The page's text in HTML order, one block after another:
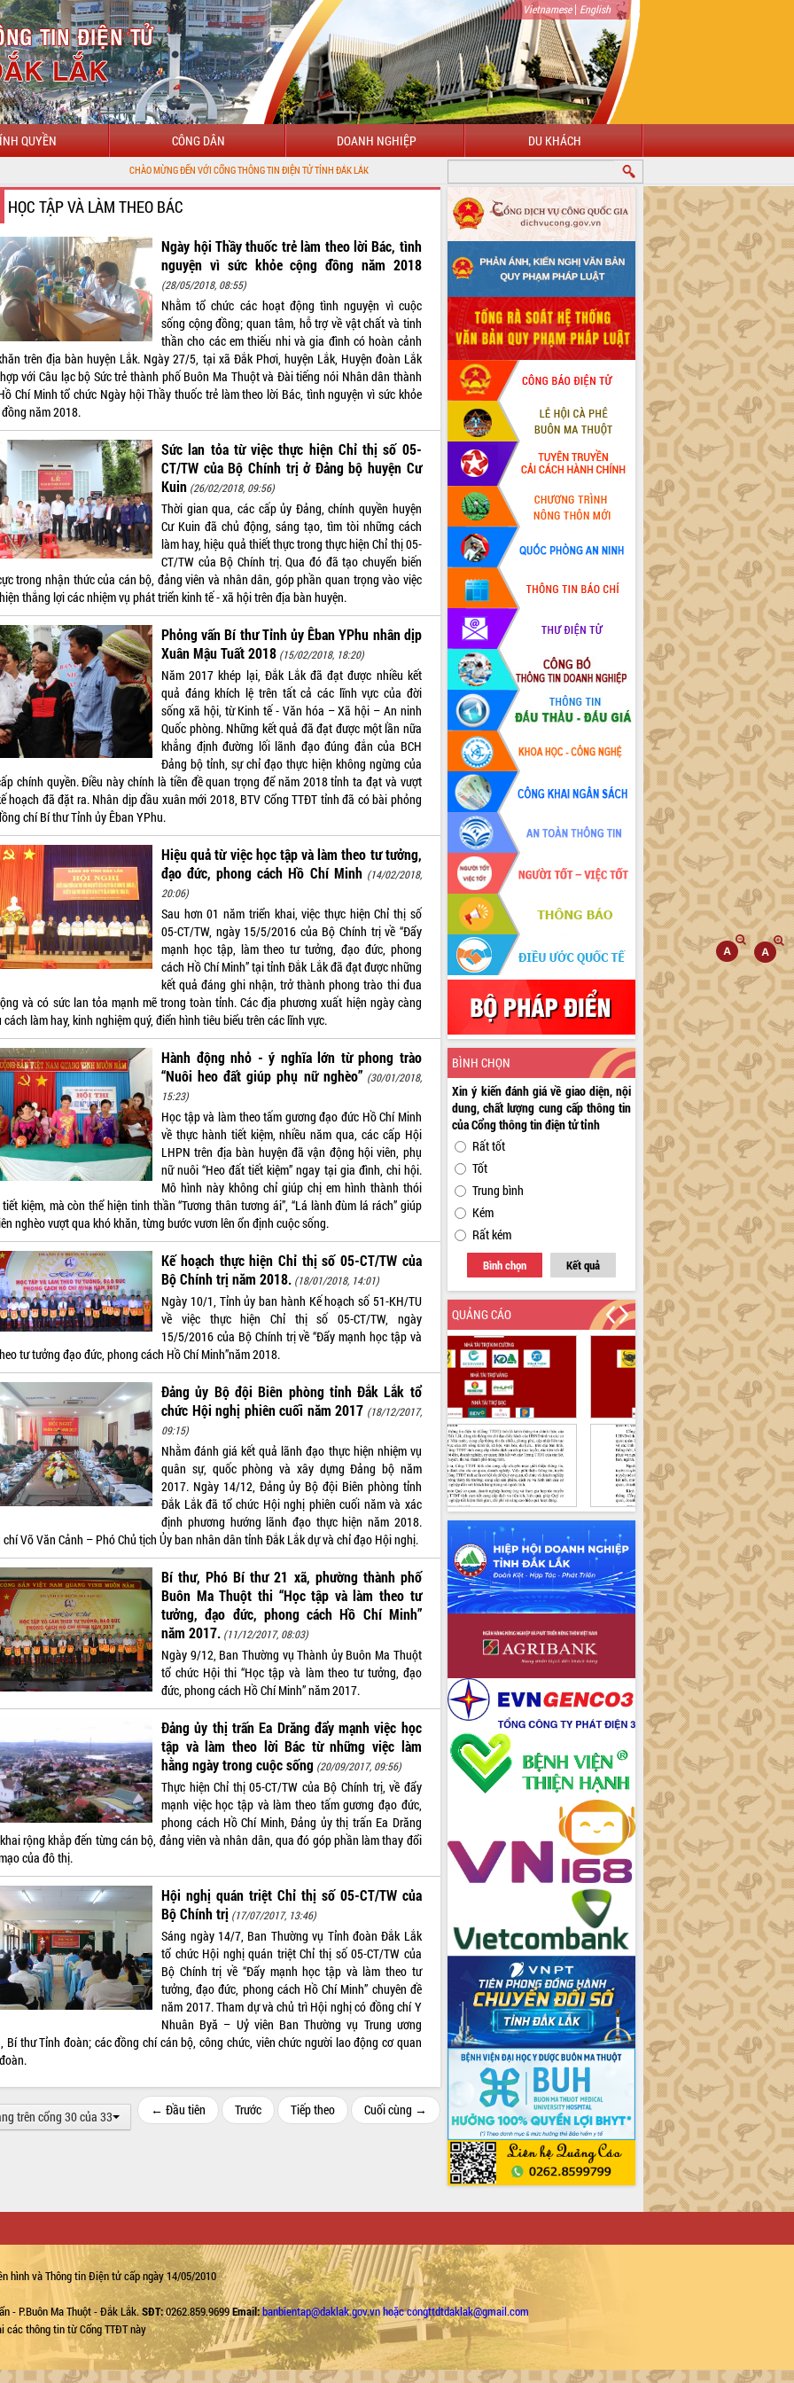
Vietnamese| English
QUYỀN CÔNG DÂN DOANH NGHIỆP DU KHÁCH
CHÀO MỪNG ĐẾN VỚI CỔNG THÔNG TIN ĐIỆN TỬ TỈNH ĐẮK LẮK
HỌC TẬP VÀ LÀM THEO BÁC
Ngày hội Thầy thuốc trẻ làm theo lời Bác, tình
nguyện vì sức khỏe cộng đồng năm 2018
(28/05/2018, 08:55)
Nhằm tổ chức các hoạt động tình nguyện vì cuộc
sống cộng đồng; quan tâm, hỗ trợ về vật chất và tinh
thần cho các em thiếu nhi và gia đình có hoàn cảnh
trên địa bàn huyện Lắk. Ngày 27/5, tại xã Đắk Phơi, huyện Lắk, Huyện đoàn Lắk
với Câu lạc bộ Sức trẻ thành phố Buôn Ma Thuột và Đài tiếng nói Nhân dân thành
Chí Minh tổ chức Ngày hội Thầy thuốc trẻ làm theo lời Bác, tình nguyện vì sức khỏe
năm 2018.
Sức lan tỏa từ việc thực hiện Chỉ thị số 05-
CT/TW của Bộ Chính trị ở Đảng bộ huyện Cư
Kuin (26/02/2018, 09:56)
Thời gian qua, các cấp ủy Đảng, chính quyền huyện
Cư Kuin đã chủ động, sáng tạo, tìm tòi những cách
làm hay, hiệu quả thiết thực trong thực hiện Chỉ thị 05-
CT/TW của Bộ Chính trị. Qua đó đã tạo chuyển biến
trong nhận thức của cán bộ, đảng viên và nhân dân, góp phần quan trọng vào việc
thắng lợi các nhiệm vụ phát triển kinh tế - xã hội trên địa bàn huyện.
Phỏng vấn Bí thư Tỉnh ủy Êban YPhu nhân dịp
Xuân Mậu Tuất 2018 (15/02/2018, 18:20)
Năm 2017 khép lại, Đắk Lắk đã đạt được nhiều kết
quả đáng khích lệ trên tất cả các lĩnh vực của đời
sống xã hội, từ Kinh tế - Văn hóa – Xã hội – An ninh
Quốc phòng. Những kết quả đã đạt được một lần nữa
khẳng định đường lối lãnh đạo đúng đắn của BCH
Đảng bộ tỉnh, sự chỉ đạo thực hiện không ngừng của
chính quyền. Điều này chính là tiền đề quan trọng để năm 2018 tỉnh ta đạt và vượt
hoạch đã đặt ra. Nhân dịp đầu xuân mới 2018, BTV Cổng TTĐT tỉnh đã có bài phỏng
chí Bí thư Tỉnh ủy Êban YPhu.
Hiệu quả từ việc học tập và làm theo tư tưởng,
đạo đức, phong cách Hồ Chí Minh (14/02/2018,
20:06)
Sau hơn 01 năm triển khai, việc thực hiện Chỉ thị số
05-CT/TW, ngày 15/5/2016 của Bộ Chính trị về “Đẩy
mạnh học tập, làm theo tư tưởng, đạo đức, phong
cách Hồ Chí Minh” tại tỉnh Đắk Lắk đã đạt được những
kết quả đáng ghi nhận, trở thành phong trào thi đua
và có sức lan tỏa mạnh mẽ trong toàn tỉnh. Các địa phương xuất hiện ngày càng
cách làm hay, kinh nghiệm quý, điển hình tiêu biểu trên các lĩnh vực.
Hành động nhỏ - ý nghĩa lớn từ phong trào
“Nuôi heo đất giúp phụ nữ nghèo” (30/01/2018,
15:23)
Học tập và làm theo tấm gương đạo đức Hồ Chí Minh
về thực hành tiết kiệm, nhiều năm qua, các cấp Hội
LHPN trên địa bàn huyện đã vận động hội viên, phụ
nữ nuôi “Heo đất tiết kiệm” ngay tại gia đình, chi hội.
Mô hình này không chỉ giúp chị em hình thành thói
kiệm, mà còn thể hiện tinh thần “Tương thân tương ái”, “Lá lành đùm lá rách” giúp
nghèo vượt qua khó khăn, từng bước vươn lên ổn định cuộc sống.
Kế hoạch thực hiện Chỉ thị số 05-CT/TW của
Bộ Chính trị năm 2018. (18/01/2018, 14:01)
Ngày 10/1, Tỉnh ủy ban hành Kế hoạch số 51-KH/TU
về việc thực hiện Chỉ thị số 05-CT/TW, ngày
15/5/2016 của Bộ Chính trị về “Đẩy mạnh học tập và
tư tưởng đạo đức, phong cách Hồ Chí Minh”năm 2018.
Đảng ủy Bộ đội Biên phòng tỉnh Đắk Lắk tổ
chức Hội nghị phiên cuối năm 2017 (18/12/2017,
09:15)
Nhằm đánh giá kết quả lãnh đạo thực hiện nhiệm vụ
quân sự, quốc phòng và xây dựng Đảng bộ năm
2017. Ngày 14/12, Đảng ủy Bộ đội Biên phòng tỉnh
Đắk Lắk đã tổ chức Hội nghị phiên cuối năm và xác
định phương hướng lãnh đạo thực hiện năm 2018.
Võ Văn Cảnh – Phó Chủ tịch Ủy ban nhân dân tỉnh Đắk Lắk dự và chỉ đạo Hội nghị.
Bí thư, Phó Bí thư 21 xã, phường thành phố
Buôn Ma Thuột thi “Học tập và làm theo tư
tưởng, đạo đức, phong cách Hồ Chí Minh”
năm 2017. (11/12/2017, 08:03)
Ngày 9/12, Ban Thường vụ Thành ủy Buôn Ma Thuột
tổ chức Hội thi “Học tập và làm theo tư tưởng, đạo
đức, phong cách Hồ Chí Minh” năm 2017.
Đảng ủy thị trấn Ea Drăng đẩy mạnh việc học
tập và làm theo lời Bác từ những việc làm
hằng ngày trong cuộc sống (20/09/2017, 09:56)
Thực hiện Chỉ thị 05-CT/TW của Bộ Chính trị, về đẩy
mạnh việc học tập và làm theo tấm gương đạo đức,
phong cách Hồ Chí Minh, Đảng ủy thị trấn Ea Drăng
rộng khắp đến từng cán bộ, đảng viên và nhân dân, qua đó góp phần làm thay đổi
của đô thị.
Hội nghị quán triệt Chỉ thị số 05-CT/TW của
Bộ Chính trị (17/07/2017, 13:46)
Sáng ngày 14/7, Ban Thường vụ Tỉnh đoàn Đắk Lắk
tổ chức Hội nghị quán triệt Chỉ thị số 05-CT/TW của
Bộ Chính trị về “Đẩy mạnh học tập và làm theo tư
tưởng, đạo đức, phong cách Hồ Chí Minh” chuyên đề
năm 2017. Tham dự và chủ trì Hội nghị có đồng chí Y
Nhuân Byă – Uỷ viên Ban Thường vụ Trung ương
Bí thư Tỉnh đoàn; các đồng chí cán bộ, công chức, viên chức người lao động cơ quan
trên cổng 30 của 33 ← Đầu tiên Trước Tiếp theo Cuối cùng →
BÌNH CHỌN
Xin ý kiến đánh giá về giao diện, nội
dung, chất lượng cung cấp thông tin
của Cổng thông tin điện tử tỉnh
Rất tốt
Tốt
Trung bình
Kém
Rất kém
Bình chọn Kết quả
QUẢNG CÁO
hình và Thông tin Điện tử cấp ngày 14/05/2010
- P.Buôn Ma Thuột - Đắk Lắk.SĐT:0262.859.9699Email:banbientap@daklak.gov.vn hoặc congttdtdaklak@gmail.com
các thông tin từ Cổng TTĐT này